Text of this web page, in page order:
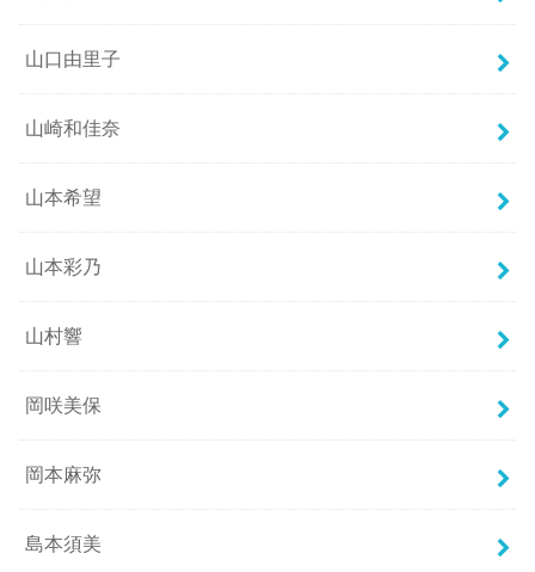
山口由里子
山崎和佳奈
山本希望
山本彩乃
山村響
岡咲美保
岡本麻弥
島本須美